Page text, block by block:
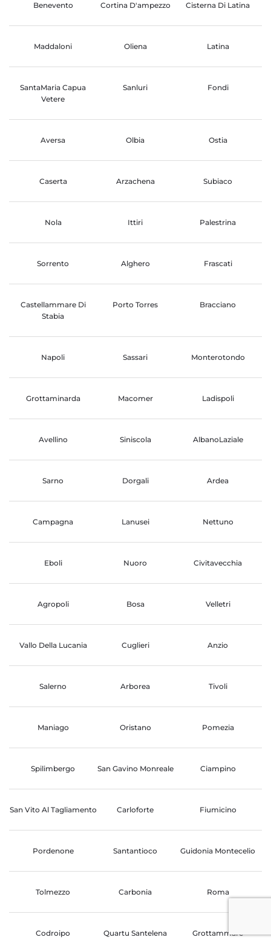
Benevento Cortina D'ampezzo Cisterna Di Latina
Maddaloni Oliena Latina
SantaMaria Capua
Vetere
Sanluri Fondi
Aversa Olbia Ostia
Caserta Arzachena Subiaco
Nola Ittiri Palestrina
Sorrento Alghero Frascati
Castellammare Di
Stabia
Porto Torres Bracciano
Napoli Sassari Monterotondo
Grottaminarda Macomer Ladispoli
Avellino Siniscola AlbanoLaziale
Sarno Dorgali Ardea
Campagna Lanusei Nettuno
Eboli Nuoro Civitavecchia
Agropoli Bosa Velletri
Vallo Della Lucania Cuglieri Anzio
Salerno Arborea Tivoli
Maniago Oristano Pomezia
Spilimbergo San Gavino Monreale Ciampino
San Vito Al Tagliamento Carloforte Fiumicino
Pordenone Santantioco Guidonia Montecelio
Tolmezzo Carbonia Roma
Codroipo Quartu Santelena Grottammare